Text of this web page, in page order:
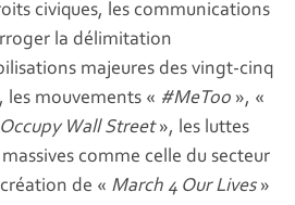
civiques, les communications
la délimitation
majeures des vingt-cinq
les mouvements « #MeToo », «
Occupy Wall Street», les luttes
comme celle du secteur
de « March 4 Our Lives»